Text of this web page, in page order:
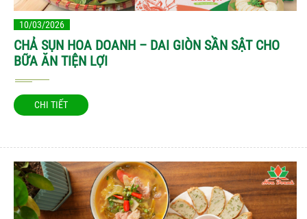
10/03/2026
CHẢ SỤN HOA DOANH – DAI GIÒN SẦN SẬT CHO
BỮA ĂN TIỆN LỢI
CHI TIẾT